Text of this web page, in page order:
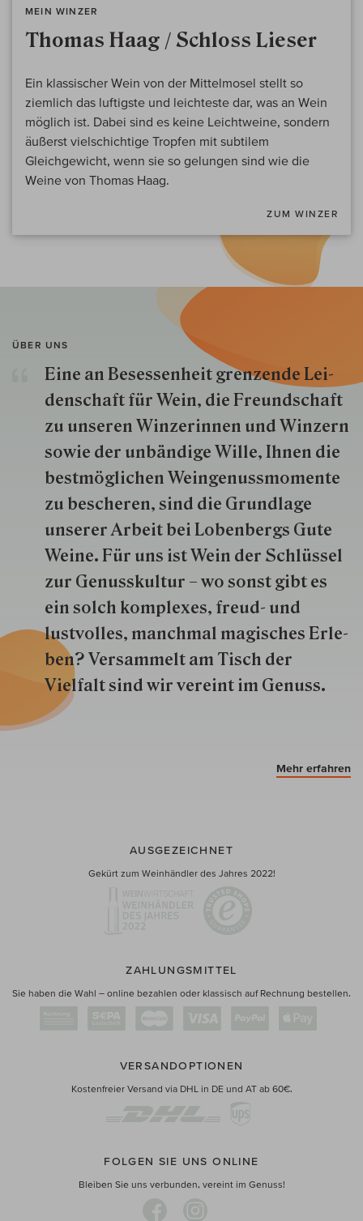
MEIN WINZER
Thomas Haag / Schloss Lieser
Ein klassischer Wein von der Mittelmosel stellt so
ziemlich das luftigste und leichteste dar, was an Wein
möglich ist. Dabei sind es keine Leichtweine, sondern
äußerst vielschichtige Tropfen mit subtilem
Gleichgewicht, wenn sie so gelungen sind wie die
Weine von Thomas Haag.
ZUM WINZER
ÜBER UNS
Eine an Besessenheit gren­zende Lei­
den­schaft für Wein, die Freund­schaft
zu unseren Win­zer­innen und Win­zern
so­wie der un­bän­dige Wille, Ihnen die
best­mög­lich­en Wein­genuss­momente
zu besche­ren, sind die Grund­lage
unserer Arbeit bei Lobenbergs Gute
Weine. Für uns ist Wein der Schlüs­sel
zur Genuss­kultur – wo sonst gibt es
ein solch kom­plexes, freud- und
lustvolles, manchmal ma­gisch­es Er­le­
ben? Versammelt am Tisch der
Vielfalt sind wir ver­eint im Genuss.
Mehr erfahren
AUSGEZEICHNET
Gekürt zum Weinhändler des Jahres 2022!
ZAHLUNGSMITTEL
Sie haben die Wahl – online bezahlen oder klassisch auf Rechnung bestellen.
VERSANDOPTIONEN
Kostenfreier Versand via DHL in DE und AT ab 60€.
FOLGEN SIE UNS ONLINE
Bleiben Sie uns verbunden, vereint im Genuss!